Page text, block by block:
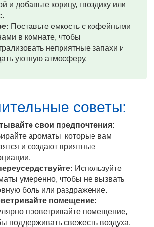
и добавьте корицу, гвоздику или
Поставьте емкость с кофейными
в комнате, чтобы
неприятные запахи и
уютную атмосферу.
советы:
свои предпочтения:
ароматы, которые вам
и создают приятные
Используйте
умеренно, чтобы не вызвать
боль или раздражение.
помещение:
проветривайте помещение,
поддерживать свежесть воздуха.